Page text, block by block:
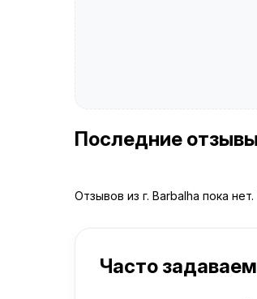
Последние
Отзывов из г. Barbalha пока
Часто